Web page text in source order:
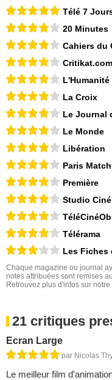
Télé 7
20 Minutes
Cahiers du
Critikat.com
L'Humanité
La Croix
Le Journal
Le Monde
Libération
Paris Match
Première
Studio
Télérama
Les Fiches
Chaque magazine ou journal
notes attribuées sont remises
Retrouvez plus d'infos sur notre
21 critiques
Ecran Large
par Nicolas
Le meilleur film